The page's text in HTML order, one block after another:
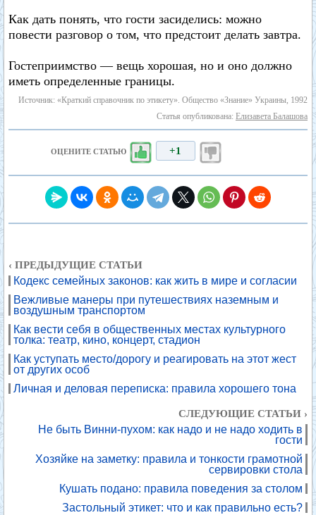
Как дать понять, что гости засиделись: можно
повести разговор о том, что предстоит делать завтра.
Гостеприимство — вещь хорошая, но и оно должно
иметь определенные границы.
Источник: «Краткий справочник по этикету». Общество «Знание» Украины, 1992
Статья опубликована: Елизавета Балашова
ОЦЕНИТЕ СТАТЬЮ +1
‹ ПРЕДЫДУЩИЕ СТАТЬИ
Кодекс семейных законов: как жить в мире и согласии
Вежливые манеры при путешествиях наземным и
воздушным транспортом
Как вести себя в общественных местах культурного
толка: театр, кино, концерт, стадион
Как уступать место/дорогу и реагировать на этот жест
от других особ
Личная и деловая переписка: правила хорошего тона
СЛЕДУЮЩИЕ СТАТЬИ ›
Не быть Винни-пухом: как надо и не надо ходить в
гости
Хозяйке на заметку: правила и тонкости грамотной
сервировки стола
Кушать подано: правила поведения за столом
Застольный этикет: что и как правильно есть?